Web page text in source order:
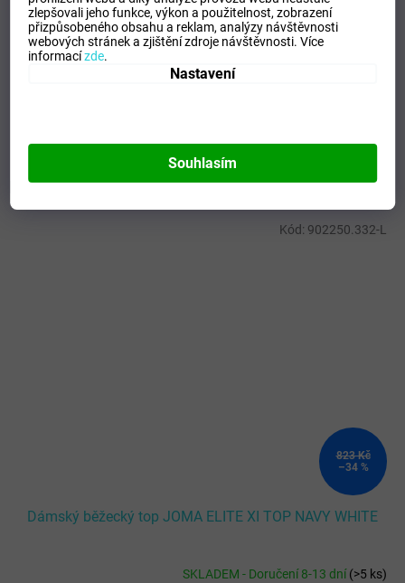
zlepšovali jeho funkce, výkon a použitelnost,zobrazení
přizpůsobeného obsahu a reklam, analýzy návštěvnosti
webových stránek a zjištění zdroje návštěvnosti.Více
informacízde.
Nastavení
Souhlasím
Mohlo by se vám líbit
823 Kč
–34 %
Dámský běžecký top JOMA ELITE XI TOP NAVY WHITE
SKLADEM - Doručení 8-13 dní(>5 ks)
Kód: 902250.332-L
Velikost:
S
Pohlaví:
Ženy
Kategorie:
Trika
Volejbal